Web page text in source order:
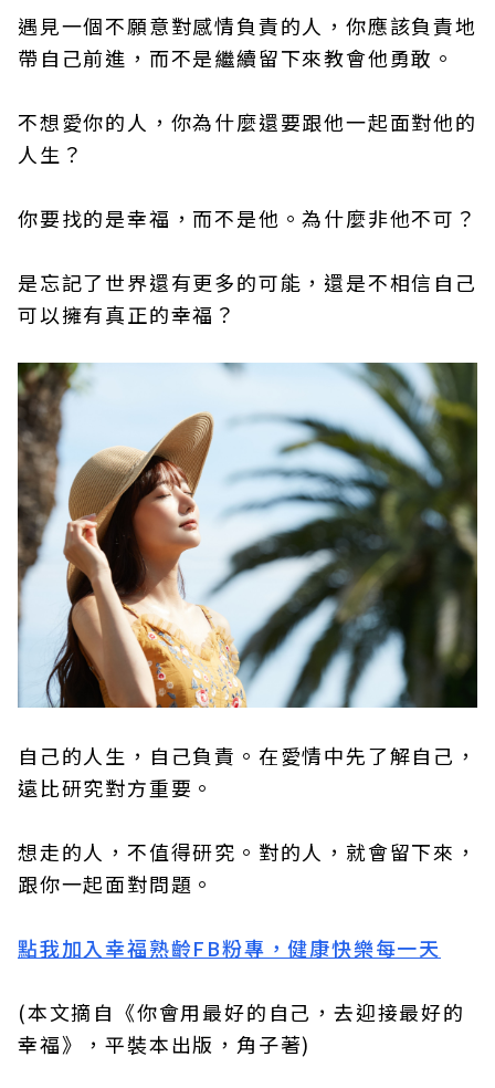
遇見一個不願意對感情負責的人，你應該負責地
帶自己前進，而不是繼續留下來教會他勇敢。
不想愛你的人，你為什麼還要跟他一起面對他的
人生？
你要找的是幸福，而不是他。為什麼非他不可？
是忘記了世界還有更多的可能，還是不相信自己
可以擁有真正的幸福？
自己的人生，自己負責。在愛情中先了解自己，
遠比研究對方重要。
想走的人，不值得研究。對的人，就會留下來，
跟你一起面對問題。
點我加入幸福熟齡FB粉專，健康快樂每一天
(本文摘自《你會用最好的自己，去迎接最好的
幸福》，平裝本出版，角子著)